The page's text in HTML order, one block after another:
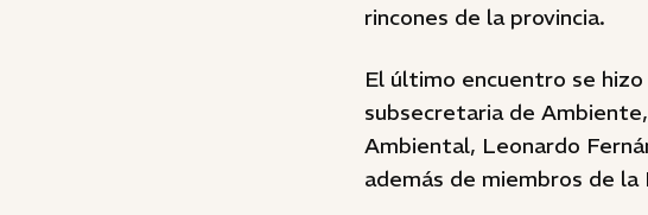
rincones de la provincia.
El último encuentro se
subsecretaria de
Ambiental, Leonardo
además de miembros de